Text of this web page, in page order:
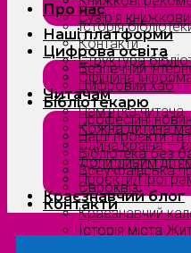
Про нас
Історія
Контакти
Структура
Офіційна
Читачам
Пам’ятка читача
Кожна дитина
Єдина країна —
Допитливим
Проєкти/
Краєзнавчий блог
Краєзнавчий
Історія міста
Сузірʼя
Наші платформи
Цифрова освіта
Безпечний
Цифровий хаб
Бібліотекарю
Професійні
Наші проєкти та
Бібліотека без
Всеукраїнська
Євроквіз
Контакти